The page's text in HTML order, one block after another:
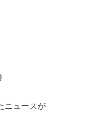
ニュースが